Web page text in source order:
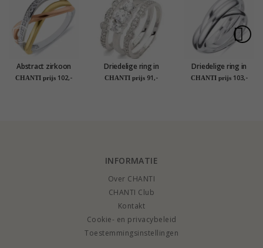
Abstract zirkoon
vinger ringen in zilver
CHANTI prijs 102,-
Driedelige ring in
zilver
CHANTI prijs 91,-
Driedelige ring in
zilver
CHANTI prijs 103,-
INFORMATIE
Over CHANTI
CHANTI Club
Kontakt
Cookie- en privacybeleid
Toestemmingsinstellingen